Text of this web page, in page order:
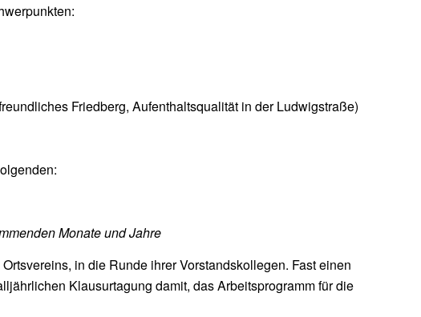
Friedberg, Aufenthaltsqualität in der Ludwigstraße)
Monate und Jahre
in die Runde ihrer Vorstandskollegen. Fast einen
Klausurtagung damit, das Arbeitsprogramm für die